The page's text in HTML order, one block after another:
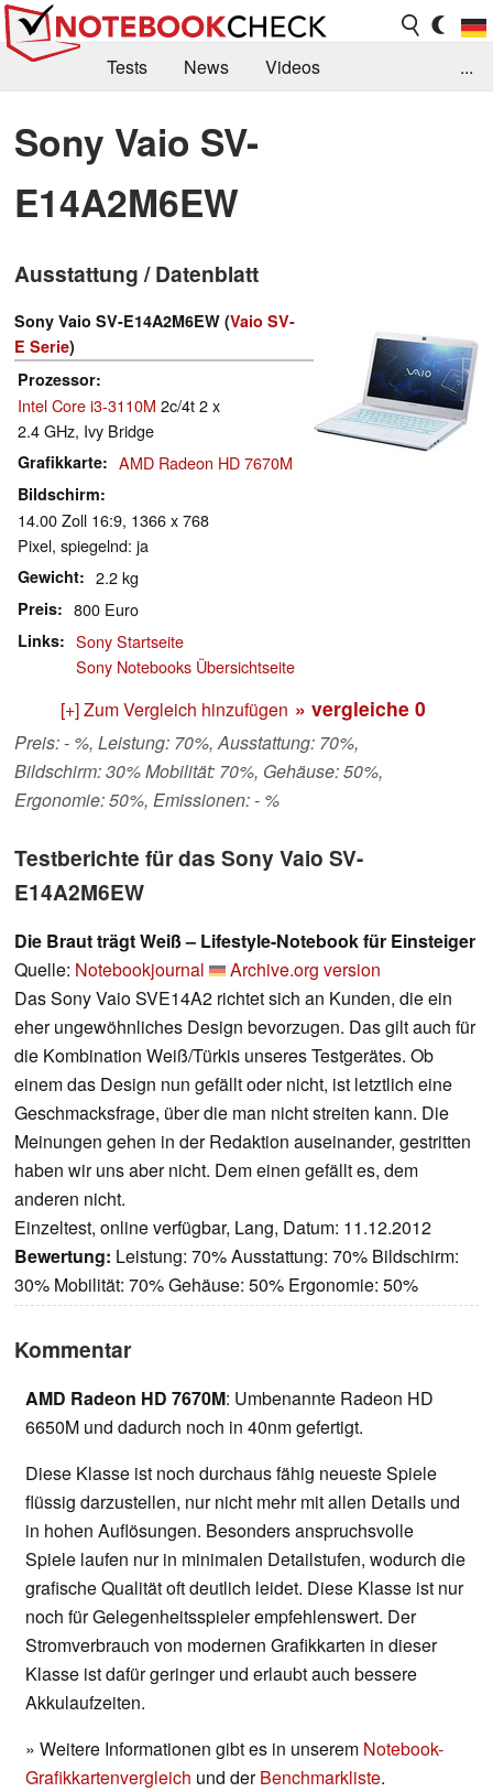
Tests News
Videos
Kaufberatung
Deals
Forum
...
Sony Vaio SV-
E14A2M6EW
Ausstattung / Datenblatt
Sony Vaio SV-E14A2M6EW (Vaio SV-
E Serie)
Prozessor
Intel Core i3-3110M 2c/4t 2 x
2.4 GHz, Ivy Bridge
Grafikkarte AMD Radeon HD 7670M
Bildschirm
14.00 Zoll 16:9, 1366 x 768
Pixel, spiegelnd: ja
Gewicht 2.2 kg
Preis 800 Euro
Links
Sony Startseite
Sony Notebooks Übersichtseite
[+] Zum Vergleich hinzufügen » vergleiche 0
Preis: - %, Leistung: 70%, Ausstattung: 70%,
Bildschirm: 30% Mobilität: 70%, Gehäuse: 50%,
Ergonomie: 50%, Emissionen: - %
Testberichte für das Sony Vaio SV-
E14A2M6EW
Die Braut trägt Weiß – Lifestyle-Notebook für Einsteiger
Quelle: Notebookjournal
Archive.org version
Das Sony Vaio SVE14A2 richtet sich an Kunden, die ein
eher ungewöhnliches Design bevorzugen. Das gilt auch für
die Kombination Weiß/Türkis unseres Testgerätes. Ob
einem das Design nun gefällt oder nicht, ist letztlich eine
Geschmacksfrage, über die man nicht streiten kann. Die
Meinungen gehen in der Redaktion auseinander, gestritten
haben wir uns aber nicht. Dem einen gefällt es, dem
anderen nicht.
Einzeltest, online verfügbar, Lang, Datum: 11.12.2012
Bewertung: Leistung: 70% Ausstattung: 70% Bildschirm:
30% Mobilität: 70% Gehäuse: 50% Ergonomie: 50%
Kommentar
AMD Radeon HD 7670M: Umbenannte Radeon HD
6650M und dadurch noch in 40nm gefertigt.
Diese Klasse ist noch durchaus fähig neueste Spiele
flüssig darzustellen, nur nicht mehr mit allen Details und
in hohen Auflösungen. Besonders anspruchsvolle
Spiele laufen nur in minimalen Detailstufen, wodurch die
grafische Qualität oft deutlich leidet. Diese Klasse ist nur
noch für Gelegenheitsspieler empfehlenswert. Der
Stromverbrauch von modernen Grafikkarten in dieser
Klasse ist dafür geringer und erlaubt auch bessere
Akkulaufzeiten.
» Weitere Informationen gibt es in unserem Notebook-
Grafikkartenvergleich und derBenchmarkliste.